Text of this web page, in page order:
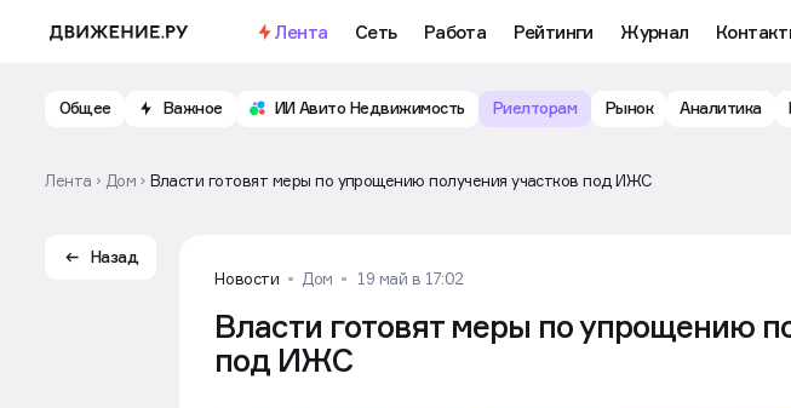
Лента Сеть Работа Рейтинги Журнал
Общее Важное ИИ Авито Недвижимость Риелторам Рынок Аналитика
Лента Дом Власти готовят меры по упрощению получения участков под ИЖС
Назад
Новости
Дом 19 май в 17:02
Власти готовят меры по упрощению
под ИЖС